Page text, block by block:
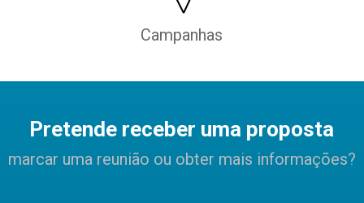
Campanhas
Pretende receber uma proposta
marcar uma reunião ou obter mais informações?